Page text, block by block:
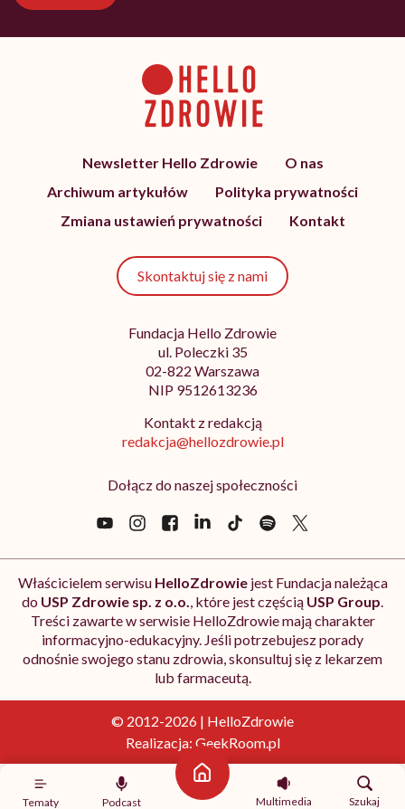
Tematy Podcast
Strona główna
Multimedia
Szukaj
Newsletter Hello Zdrowie
O nas
Archiwum artykułów
Polityka prywatności
Zmiana ustawień prywatności
Kontakt
Skontaktuj się z nami
Fundacja Hello Zdrowie
ul. Poleczki 35
02-822 Warszawa
NIP 9512613236
Kontakt z redakcją
redakcja@hellozdrowie.pl
Dołącz do naszej społeczności
Właścicielem serwisu HelloZdrowiejest Fundacja należąca
do USP Zdrowie sp. z o.o., które jest częścią USP Group.
Treści zawarte w serwisie HelloZdrowie mają charakter
informacyjno-edukacyjny. Jeśli potrzebujesz porady
odnośnie swojego stanu zdrowia, skonsultuj się z lekarzem
lub farmaceutą.
© 2012-2026 | HelloZdrowie
Realizacja: GeekRoom.pl